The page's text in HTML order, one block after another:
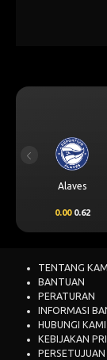
Alaves
0.00 0.62
Previous
TENTANG KAMI
BANTUAN
PERATURAN
INFORMASI
HUBUNGI KAMI
KEBIJAKAN